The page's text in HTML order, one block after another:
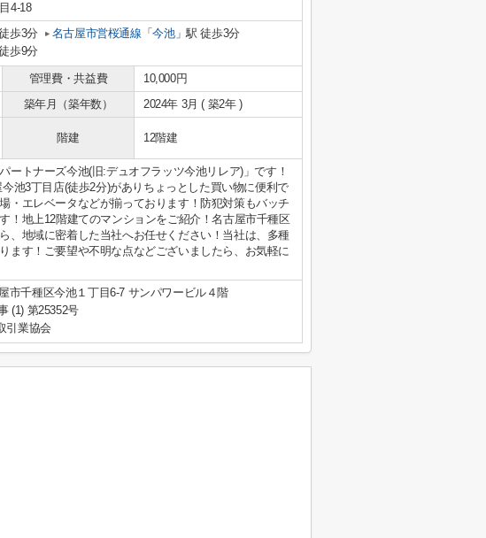
4-18
歩3分 名古屋市営桜通線 「今池」駅 徒歩3分
歩9分
管理費・共益費
10,000円
築年月（築年数） 2024年 3月 ( 築2年 )
階建 12階建
ートナーズ今池(旧:デュオフラッツ今池リレア)」です！
池3丁目店(徒歩2分)がありちょっとした買い物に便利で
・エレベータなどが揃っております！防犯対策もバッチ
！地上12階建てのマンションをご紹介！名古屋市千種区
、地域に密着した当社へお任せください！当社は、多種
ます！ご要望や不明な点などございましたら、お気軽に
市千種区今池１丁目6-7 サンパワービル４階
(1) 第25352号
引業協会